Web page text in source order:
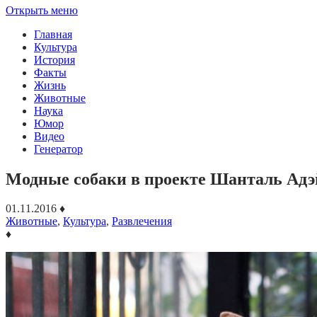
Открыть меню
Главная
Культура
История
Факты
Жизнь
Животные
Наука
Юмор
Видео
Генератор
Модные собаки в проекте Шанталь
01.11.2016 ♦
Животные, Культура, Развлечения
♦